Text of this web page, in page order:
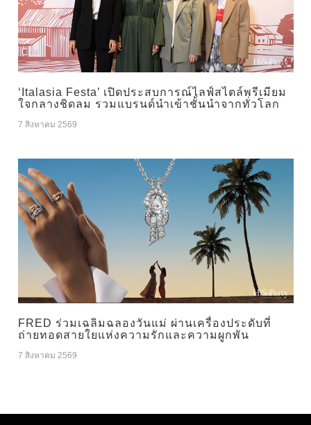
‘Italasia Festa’ เปิดประสบการณ์ไลฟ์สไตล์พรีเมียม
ใจกลางชิดลม รวมแบรนด์นำเข้าชั้นนำจากทั่วโลก
7 สิงหาคม 2569
FRED ร่วมเฉลิมฉลองวันแม่ ผ่านเครื่องประดับที่
ถ่ายทอดสายใยแห่งความรักและความผูกพัน
7 สิงหาคม 2569